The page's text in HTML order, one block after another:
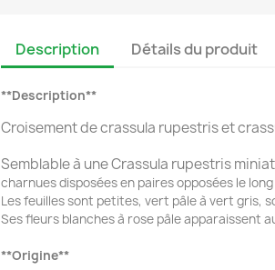
Description Détails du produit
**Description**
Croisement de crassula rupestris et
Semblable à une Crassula rupestris
charnues disposées en paires opposées le
Les feuilles sont petites, vert pâle à vert gris,
Ses fleurs blanches à rose pâle apparaissent
**Origine**